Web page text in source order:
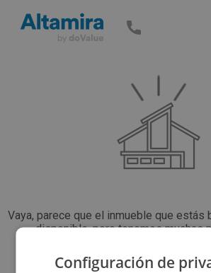
Vaya, parece que el inmueble que estás
disponible, pero tenemos muchas
Configuración de